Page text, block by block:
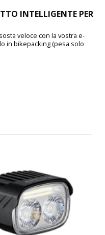
INTELLIGENTE PER
veloce con la vostra e-
in bikepacking (pesa solo